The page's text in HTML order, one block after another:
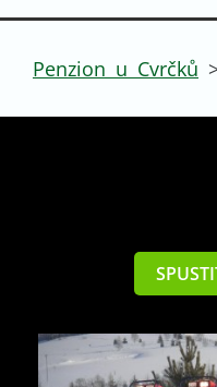
Penzion u Cvrčků